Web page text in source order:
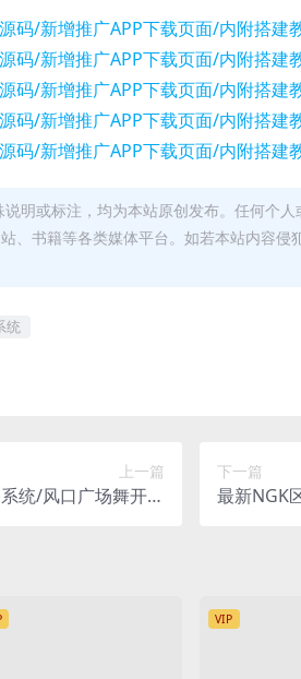
明或标注，均为本站原创发布。任何个
、书籍等各类媒体平台。如若本站内容
统
上一篇
统/风口广场舞开播
下一篇
最新NGK
VIP